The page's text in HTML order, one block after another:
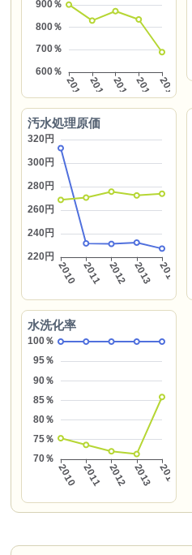
汚水処理原価
水洗化率